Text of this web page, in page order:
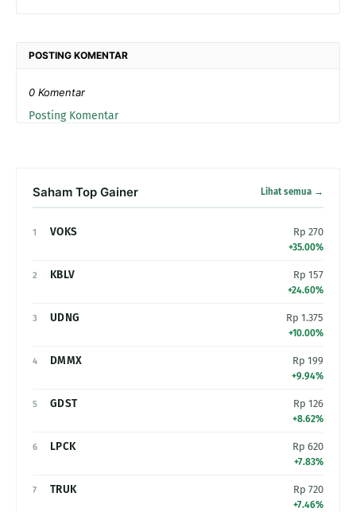
POSTING KOMENTAR
0 Komentar
Posting Komentar
Saham Top Gainer Lihat semua →
1 VOKS Rp 270
+35.00%
2 KBLV Rp 157
+24.60%
3 UDNG Rp 1.375
+10.00%
4 DMMX Rp 199
+9.94%
5 GDST Rp 126
+8.62%
6 LPCK Rp 620
+7.83%
7 TRUK Rp 720
+7.46%